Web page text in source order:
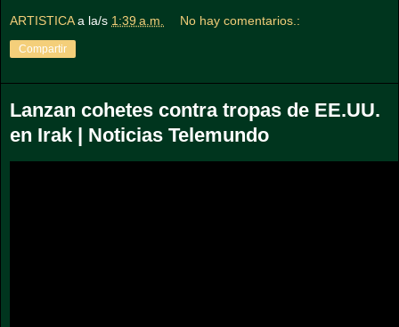
ARTISTICA a la/s 1:39 a.m. No hay comentarios.:
Compartir
Lanzan cohetes contra tropas de EE.UU.
en Irak | Noticias Telemundo